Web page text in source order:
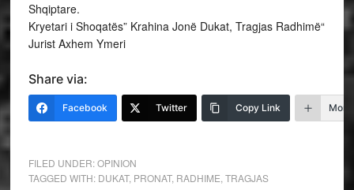
Shqiptare.
Kryetari i Shoqatës” Krahina Jonë Dukat, Tragjas Radhimë“
Jurist Axhem Ymeri
Share via:
Facebook Twitter Copy Link More
FILED UNDER:OPINION
TAGGED WITH: DUKAT, PRONAT, RADHIME TRAGJAS